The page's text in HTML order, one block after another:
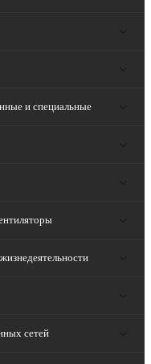
и специальные
сетей